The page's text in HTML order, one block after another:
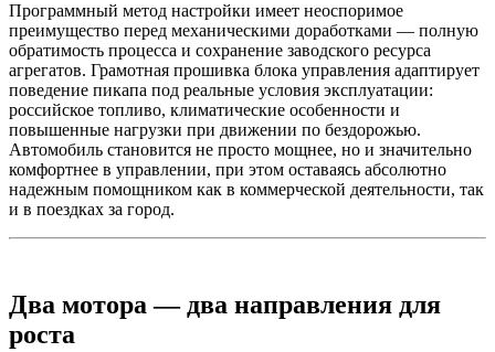
Программный метод настройки имеет неоспоримое
преимущество перед механическими доработками — полную
обратимость процесса и сохранение заводского ресурса
агрегатов. Грамотная прошивка блока управления адаптирует
поведение пикапа под реальные условия эксплуатации:
российское топливо, климатические особенности и
повышенные нагрузки при движении по бездорожью.
Автомобиль становится не просто мощнее, но и значительно
комфортнее в управлении, при этом оставаясь абсолютно
надежным помощником как в коммерческой деятельности, так
и в поездках за город.
Два мотора — два направления для
роста